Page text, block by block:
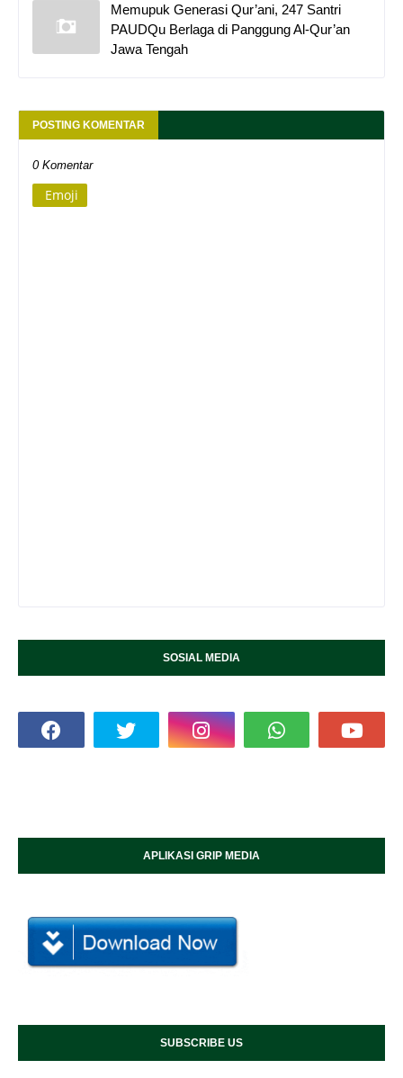
Memupuk Generasi Qur’ani, 247 Santri
PAUDQu Berlaga di Panggung Al-Qur’an
Jawa Tengah
POSTING KOMENTAR
0 Komentar
Emoji
SOSIAL MEDIA
APLIKASI GRIP MEDIA
SUBSCRIBE US